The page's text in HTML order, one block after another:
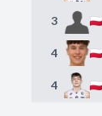
3
4
4